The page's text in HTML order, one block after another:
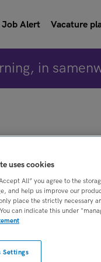
Job Alert Vacature
in
oproep
uses cookies
All” you agree to the
and help us improve our
place the strictly necessary
can indicate this under
Settings